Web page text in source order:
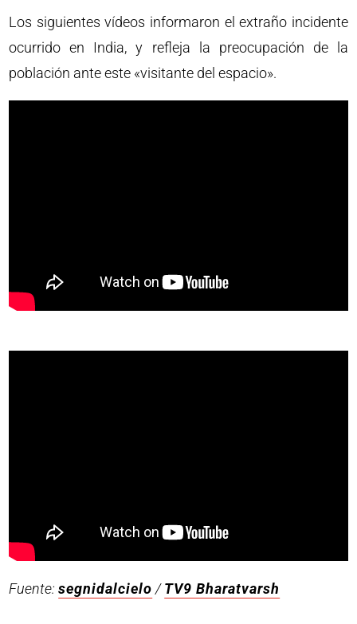
Los siguientes vídeos informaron el extraño incidente
ocurrido en India, y refleja la preocupación de la
población ante este «visitante del espacio».
Fuente:segnidalcielo /TV9 Bharatvarsh